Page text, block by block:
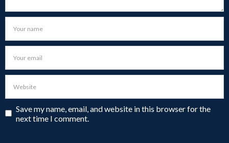
Save my name, email, and website in this browser for the
next time I comment.